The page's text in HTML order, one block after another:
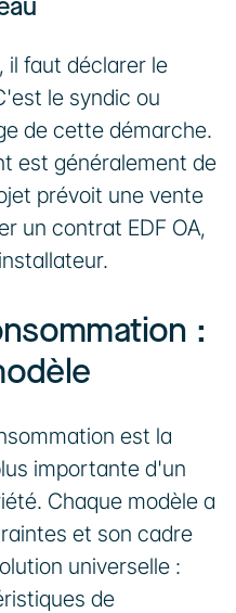
il faut déclarer le
le syndic ou
de cette démarche.
est généralement de
prévoit une vente
un contrat EDF OA,
:
est la
importante d'un
Chaque modèle a
et son cadre
universelle :
de